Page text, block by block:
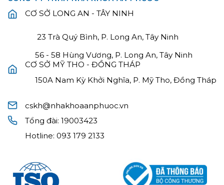
CƠ SỞ LONG AN - TÂY NINH
23 Trà Quý Bình, P. Long An, Tây Ninh
56 - 58 Hùng Vương, P. Long An, Tây Ninh
CƠ SỞ MỸ THO - ĐỒNG THÁP
150A Nam Kỳ Khởi Nghĩa, P. Mỹ Tho, Đồng Tháp
cskh@nhakhoaanphuoc.vn
Tổng đài:19003423
Hotline:093 179 2133